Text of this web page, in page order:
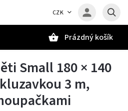
CZK
Prázdný košík
Small 180 × 140
3 m,